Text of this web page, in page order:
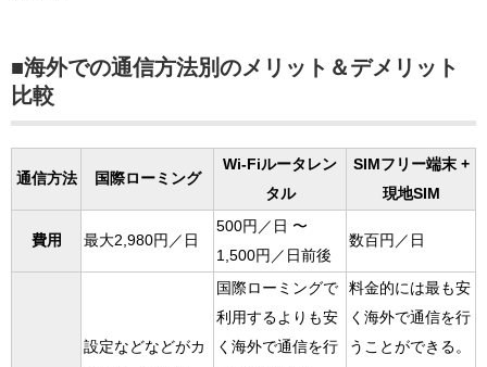
■海外での通信方法別のメリット＆デメリット
比較
通信方法 国際ローミング
Wi-Fiルータレン
タル
SIMフリー端末 +
現地SIM
費用 最大2,980円／日
500円／日 〜
1,500円／日前後
数百円／日
設定などなどがカ
国際ローミングで
利用するよりも安
く海外で通信を行
料金的には最も安
く海外で通信を行
うことができる。